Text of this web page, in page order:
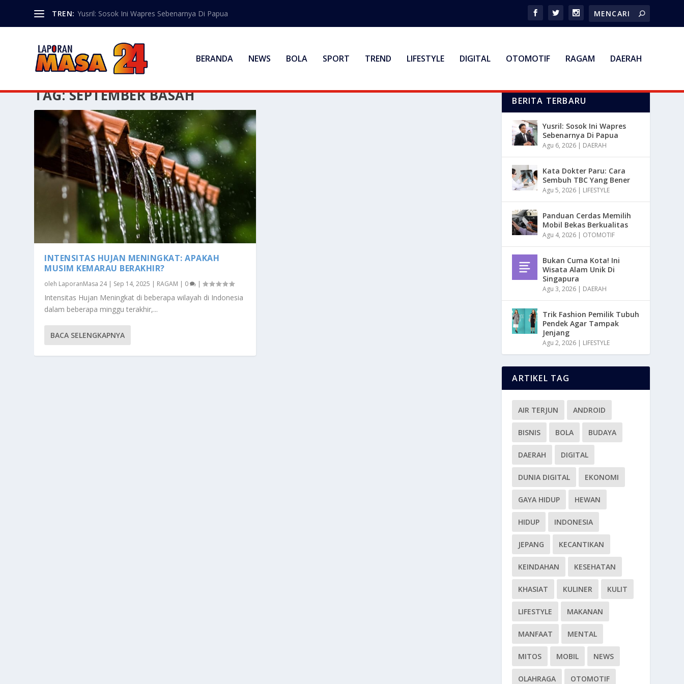
TREN: Yusril: Sosok Ini Wapres Sebenarnya Di Papua
BERANDA NEWS BOLA SPORT TREND LIFESTYLE DIGITAL OTOMOTIF RAGAM DAERAH
TAG:SEPTEMBER BASAH
INTENSITAS HUJAN MENINGKAT: APAKAH
MUSIM KEMARAU BERAKHIR?
oleh LaporanMasa 24| Sep 14, 2025 RAGAM 0 |
Intensitas Hujan Meningkat di beberapa wilayah di Indonesia
dalam beberapa minggu terakhir,...
BACA SELENGKAPNYA
BERITA TERBARU
Yusril: Sosok Ini Wapres
Sebenarnya Di Papua
Agu 6, 2026 | DAERAH
Kata Dokter Paru: Cara
Sembuh TBC Yang Bener
Agu 5, 2026 | LIFESTYLE
Panduan Cerdas Memilih
Mobil Bekas Berkualitas
Agu 4, 2026 | OTOMOTIF
Bukan Cuma Kota! Ini
Wisata Alam Unik Di
Singapura
Agu 3, 2026 | DAERAH
Trik Fashion Pemilik Tubuh
Pendek Agar Tampak
Jenjang
Agu 2, 2026 | LIFESTYLE
ARTIKEL TAG
AIR TERJUN ANDROID
BISNIS BOLA BUDAYA
DAERAH DIGITAL
DUNIA DIGITAL EKONOMI
GAYA HIDUP HEWAN
HIDUP INDONESIA
JEPANG KECANTIKAN
KEINDAHAN KESEHATAN
KHASIAT KULINER KULIT
LIFESTYLE MAKANAN
MANFAAT MENTAL
MITOS MOBIL NEWS
OLAHRAGA OTOMOTIF